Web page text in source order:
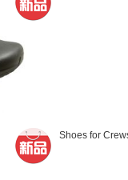
Shoes for